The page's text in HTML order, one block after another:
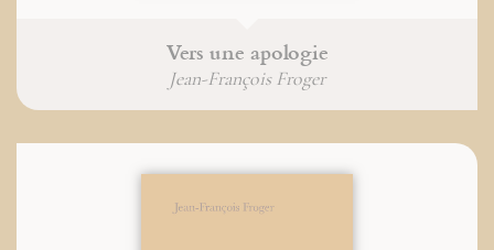
Vers une apologie
Jean-François Froger